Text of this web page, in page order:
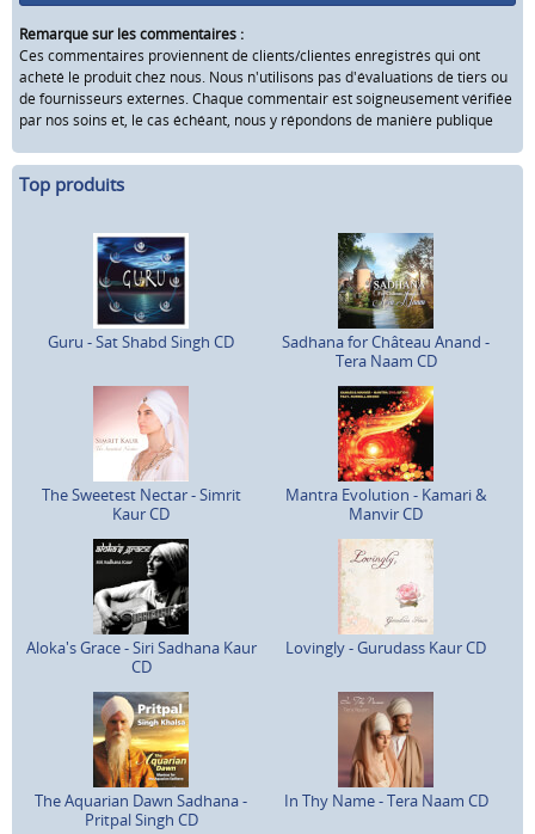
Remarque sur les commentaires :
Ces commentaires proviennent de clients/clientes enregistrés qui ont
acheté le produit chez nous. Nous n'utilisons pas d'évaluations de tiers ou
de fournisseurs externes. Chaque commentair est soigneusement vérifiée
par nos soins et, le cas échéant, nous y répondons de manière publique
Top produits
Guru - Sat Shabd Singh CD
Sadhana for Château Anand -
Tera Naam CD
The Sweetest Nectar - Simrit
Kaur CD
Mantra Evolution - Kamari &
Manvir CD
Aloka's Grace - Siri Sadhana Kaur
CD
Lovingly - Gurudass Kaur CD
The Aquarian Dawn Sadhana -
Pritpal Singh CD
In Thy Name - Tera Naam CD